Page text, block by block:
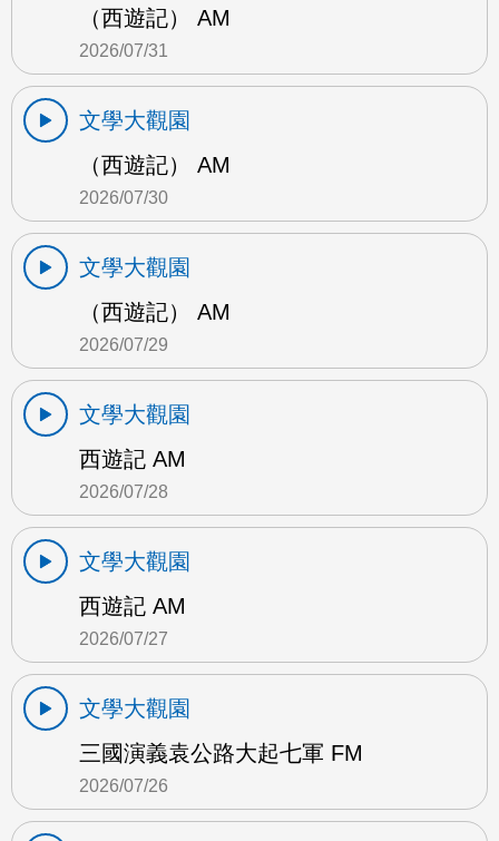
（西遊記） AM
2026/07/31
文學大觀園
（西遊記） AM
2026/07/30
文學大觀園
（西遊記） AM
2026/07/29
文學大觀園
西遊記 AM
2026/07/28
文學大觀園
西遊記 AM
2026/07/27
文學大觀園
三國演義袁公路大起七軍 FM
2026/07/26